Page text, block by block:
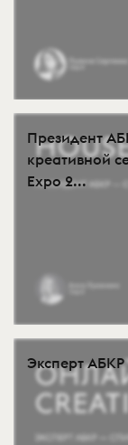
Президент
креативной
Expo 2...
Эксперт АБКР